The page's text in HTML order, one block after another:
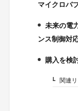
マイクロバ
3.
未来の電
ンス制御対
4.
購入を検
4-1.関連